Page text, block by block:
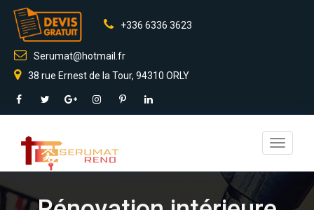
+336 6336 3623
Serumat@hotmail.fr
38 rue Ernest de la Tour, 94310 ORLY
Toggle